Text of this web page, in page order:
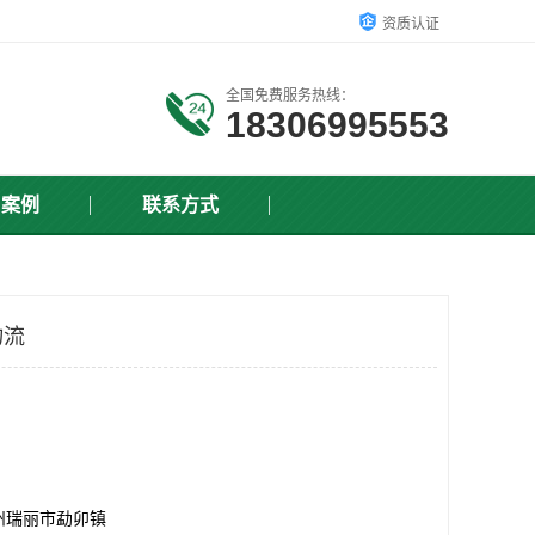
资质认证
全国免费服务热线：
18306995553
例 联系方式
瑞丽市勐卯镇